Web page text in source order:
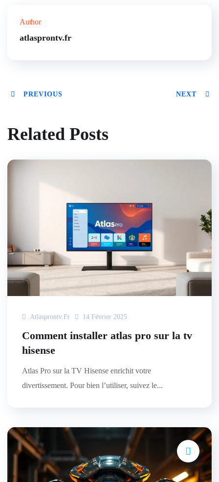
Author
atlasprontv.fr
PREVIOUS NEXT
Related Posts
Atlasprontv.fr 14 Février 2025
Comment installer atlas pro sur la tv
hisense
Atlas Pro sur la TV Hisense enrichit votre
divertissement. Pour bien l’utiliser, suivez le...